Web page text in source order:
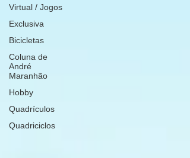
Virtual / Jogos
Exclusiva
Bicicletas
Coluna de
André
Maranhão
Hobby
Quadrículos
Quadriciclos